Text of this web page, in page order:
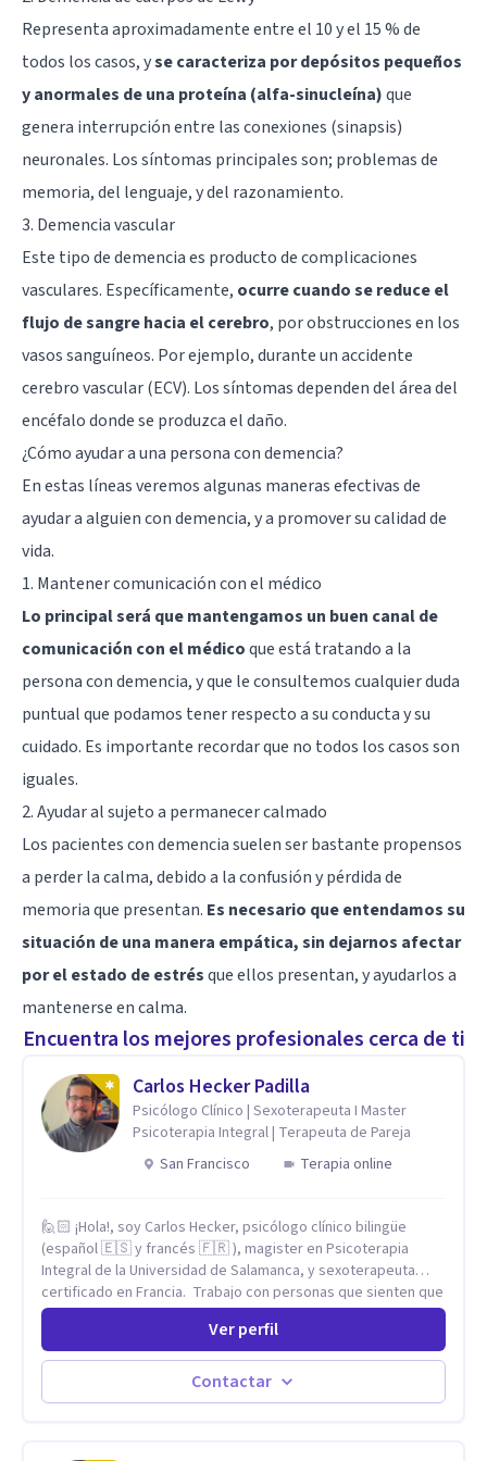
Representa aproximadamente entre el 10 y el 15 % de
todos los casos, yse caracteriza por depósitos pequeños
y anormales de una proteína (alfa-sinucleína)que
genera interrupción entre las conexiones (sinapsis)
neuronales. Los síntomas principales son; problemas de
memoria, del lenguaje, y del razonamiento.
3. Demencia vascular
Este tipo de demencia es producto de complicaciones
vasculares. Específicamente, ocurre cuando se reduce el
flujo de sangre hacia el cerebro, por obstrucciones en los
vasos sanguíneos. Por ejemplo, durante un accidente
cerebro vascular (ECV). Los síntomas dependen del área del
encéfalo donde se produzca el daño.
¿Cómo ayudar a una persona con demencia?
En estas líneas veremos algunas maneras efectivas de
ayudar a alguien con demencia, y a promover su calidad de
vida.
1. Mantener comunicación con el médico
Lo principal será que mantengamos un buen canal de
comunicación con el médicoque está tratando a la
persona con demencia, y que le consultemos cualquier duda
puntual que podamos tener respecto a su conducta y su
cuidado. Es importante recordar que no todos los casos son
iguales.
2. Ayudar al sujeto a permanecer calmado
Los pacientes con demencia suelen ser bastante propensos
a perder la calma, debido a la confusión y pérdida de
memoria que presentan. Es necesario que entendamos su
situación de una manera empática, sin dejarnos afectar
por el estado de estrésque ellos presentan, y ayudarlos a
mantenerse en calma.
Encuentra los mejores profesionales cerca de ti
Carlos Hecker Padilla
Psicólogo Clínico | Sexoterapeuta I Master
Psicoterapia Integral | Terapeuta de Pareja
San Francisco
Terapia online
🙋🏻 ¡Hola!, soy Carlos Hecker, psicólogo clínico bilingüe
(español 🇪🇸 y francés 🇫🇷 ), magister en Psicoterapia
Integral de la Universidad de Salamanca, y sexoterapeuta
certificado en Francia. Trabajo con personas que sienten que
algo en su vida dejó de calzar: ansiedad que se desborda,
tristeza que no se va, duelos que se alargan, relaciones que
repiten el mismo patrón o preguntas en torno a la sexualidad
y la identidad que necesitan un espacio seguro para ser
habladas. Mi orientación teórica integra una mirada
Ver perfil
Contactar